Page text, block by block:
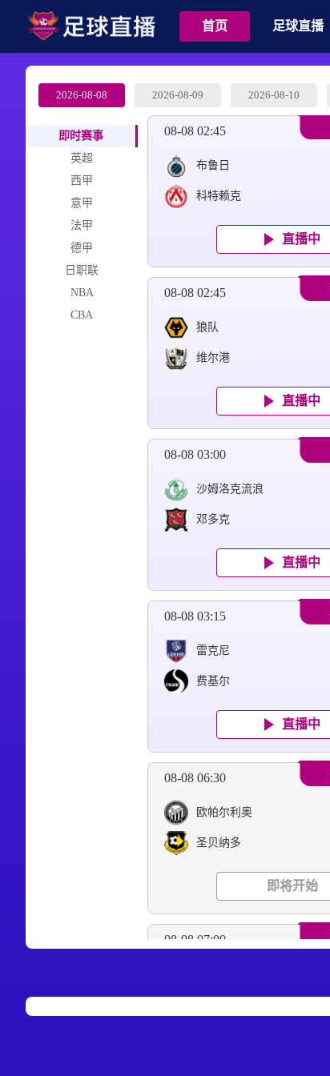
首页 足球直播
2026-08-08 2026-08-09 2026-08-10
即时赛事
英超
西甲
意甲
法甲
德甲
日职联
NBA
CBA
08-08 02:45
布鲁日
科特赖克
直播中
08-08 02:45
狼队
维尔港
直播中
08-08 03:00
沙姆洛克流浪
邓多克
直播中
08-08 03:15
雷克尼
费基尔
直播中
08-08 06:30
欧帕尔利奥
圣贝纳多
即将开始
08-08 07:00